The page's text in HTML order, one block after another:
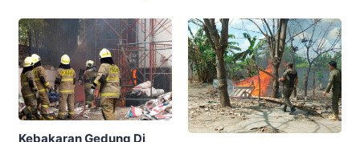
Membangun Bangsa”
Kebakaran Gedung Di